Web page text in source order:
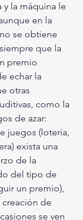
la máquina le
en la
se obtiene
que la
premio
echar la
otras
como la
de azar:
juegos (lotería,
exista una
de la
del tipo de
un premio),
creación de
se ven